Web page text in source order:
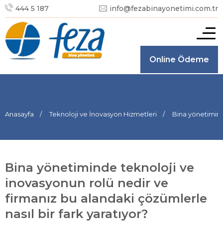
444 5 187 info@fezabinayonetimi.com.tr
Online Ödeme
Anasayfa Teknoloji ve İnovasyon Hizmetleri Bina
Bina yönetiminde teknoloji ve
inovasyonun rolü nedir ve
firmanız bu alandaki çözümlerle
nasıl bir fark yaratıyor?